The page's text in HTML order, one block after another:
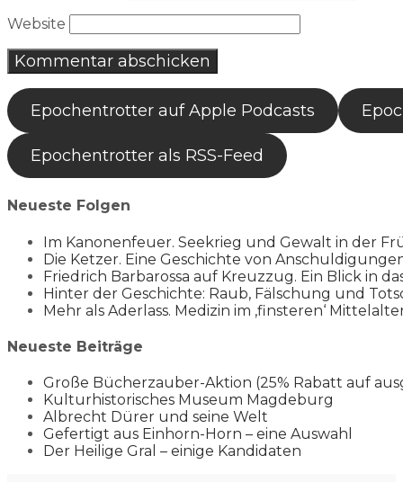
Website
Epochentrotter auf Apple Podcasts
Epochentrotter als RSS-Feed
Neueste Folgen
Im Kanonenfeuer. Seekrieg und Gewalt in der
Die Ketzer. Eine Geschichte von
Friedrich Barbarossa auf Kreuzzug. Ein Blick in
Hinter der Geschichte: Raub, Fälschung und
Mehr als Aderlass. Medizin im ‚finsteren‘
Neueste Beiträge
Große Bücherzauber-Aktion (25% Rabatt auf
Kulturhistorisches Museum Magdeburg
Albrecht Dürer und seine Welt
Gefertigt aus Einhorn-Horn – eine Auswahl
Der Heilige Gral – einige Kandidaten